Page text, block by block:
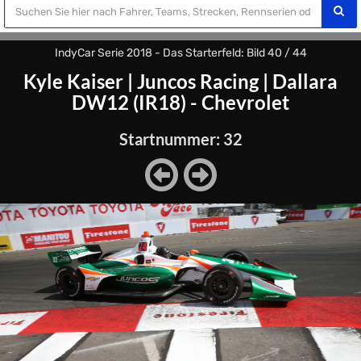
IndyCar Serie 2018 - Das Starterfeld: Bild 40 / 44
Kyle Kaiser | Juncos Racing| Dallara
DW12 (IR18) - Chevrolet
Startnummer: 32